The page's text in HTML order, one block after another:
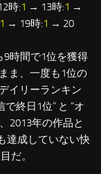
時:1 → 13時:1 →
1 → 19時:1 → 20
9時間で1位を獲得
ま、一度も1位の
イリーランキン
終日1位” と “オ
2013年の作品と
達成していない快
だ。